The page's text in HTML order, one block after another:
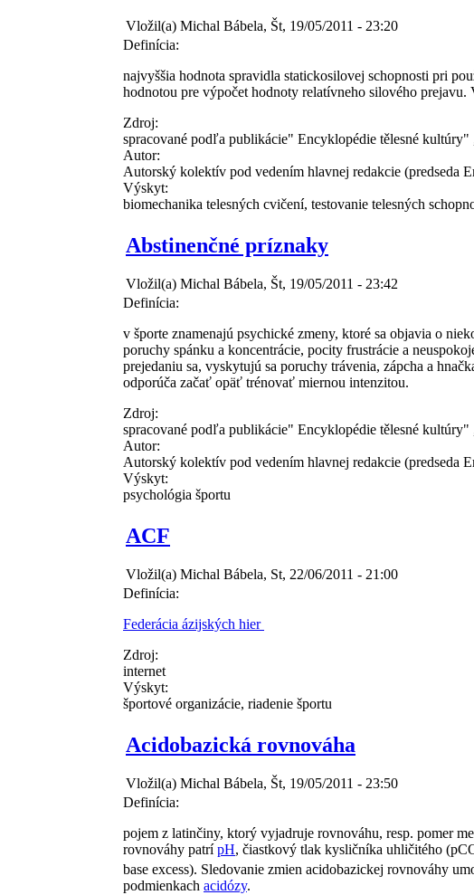
Vložil(a) Michal Bábela, Št, 19/05/2011 - 23:20
Definícia:
najvyššia hodnota spravidla statickosilovej schopnosti pri
hodnotou pre výpočet hodnoty relatívneho silového
Zdroj:
spracované podľa publikácie" Encyklopédie tělesné kultúry"
Autor:
Autorský kolektív pod vedením hlavnej redakcie (predseda
Výskyt:
biomechanika telesných cvičení, testovanie telesných
Abstinenčné príznaky
Vložil(a) Michal Bábela, Št, 19/05/2011 - 23:42
Definícia:
v športe znamenajú psychické zmeny, ktoré sa objavia o
poruchy spánku a koncentrácie, pocity frustrácie a
prejedaniu sa, vyskytujú sa poruchy trávenia, zápcha a
odporúča začať opäť trénovať miernou intenzitou.
Zdroj:
spracované podľa publikácie" Encyklopédie tělesné kultúry"
Autor:
Autorský kolektív pod vedením hlavnej redakcie (predseda
Výskyt:
psychológia športu
ACF
Vložil(a) Michal Bábela, St, 22/06/2011 - 21:00
Definícia:
Federácia ázijských hier
Zdroj:
internet
Výskyt:
športové organizácie, riadenie športu
Acidobazická rovnováha
Vložil(a) Michal Bábela, Št, 19/05/2011 - 23:50
Definícia:
pojem z latinčiny, ktorý vyjadruje rovnováhu, resp. pomer
rovnováhy patrípH, čiastkový tlak kysličníka uhličitého
base excess). Sledovanie zmien acidobazickej rovnováhy
podmienkach acidózy.